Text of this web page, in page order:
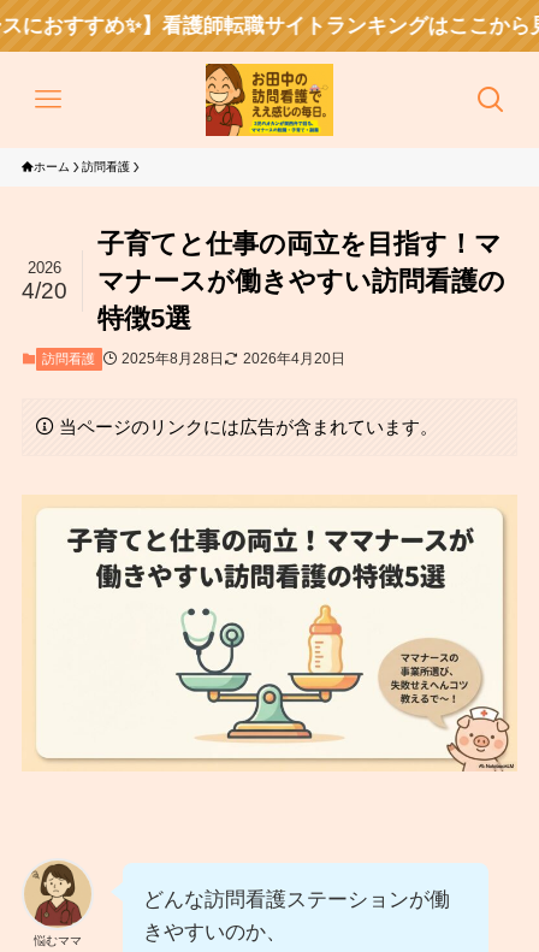
】看護師転職サイトランキングはここから見れるで〜！
ホーム 訪問看護
子育てと仕事の両立を目指す！マ
マナースが働きやすい訪問看護の
特徴5選
2026
4/20
訪問看護 2025年8月28日 2026年4月20日
当ページのリンクには広告が含まれています。
悩むママ
どんな訪問看護ステーションが働
きやすいのか、